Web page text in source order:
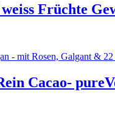
Früchte
Cacao-